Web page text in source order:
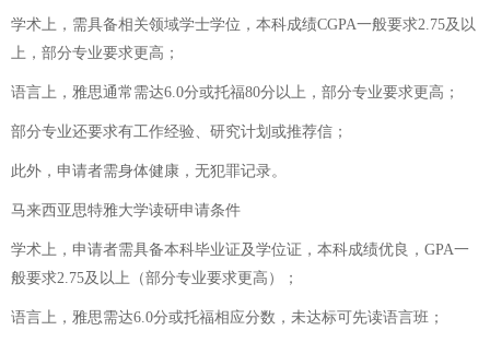
学术上，需具备相关领域学士学位，本科成绩CGPA一般要求2.75及以
上，部分专业要求更高；
语言上，雅思通常需达6.0分或托福80分以上，部分专业要求更高；
部分专业还要求有工作经验、研究计划或推荐信；
此外，申请者需身体健康，无犯罪记录。
马来西亚思特雅大学读研申请条件
学术上，申请者需具备本科毕业证及学位证，本科成绩优良，GPA一
般要求2.75及以上（部分专业要求更高）；
语言上，雅思需达6.0分或托福相应分数，未达标可先读语言班；